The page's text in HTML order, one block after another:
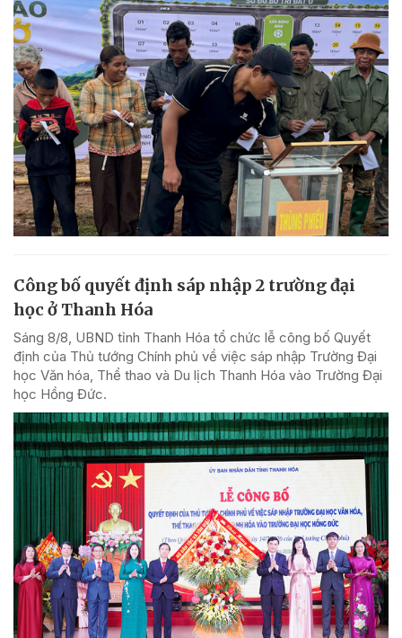
Công bố quyết định sáp nhập 2 trường đại
học ở Thanh Hóa
Sáng 8/8, UBND tỉnh Thanh Hóa tổ chức lễ công bố Quyết
định của Thủ tướng Chính phủ về việc sáp nhập Trường Đại
học Văn hóa, Thể thao và Du lịch Thanh Hóa vào Trường Đại
học Hồng Đức.